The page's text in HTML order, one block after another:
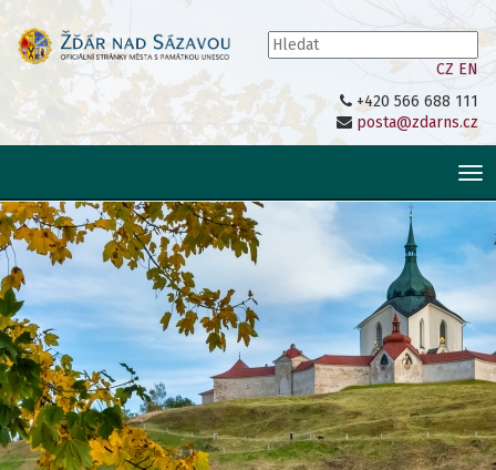
CZ EN
+420 566 688 111
posta@zdarns.cz